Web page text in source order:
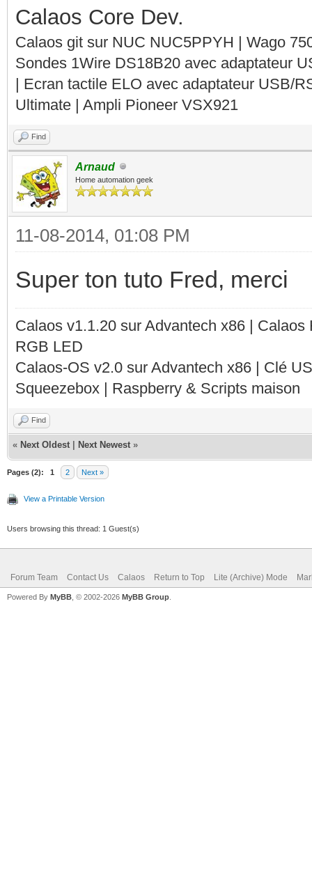
Calaos Core Dev.
Calaos git sur NUC NUC5PPYH | Wago
Sondes 1Wire DS18B20 avec adaptateur
| Ecran tactile ELO avec adaptateur USB/
Ultimate | Ampli Pioneer VSX921
Find
Arnaud
Home automation geek
11-08-2014, 01:08 PM
Super ton tuto Fred, merci
Calaos v1.1.20 sur Advantech x86 |
RGB LED
Calaos-OS v2.0 sur Advantech x86 | Clé
Squeezebox | Raspberry & Scripts maison
Find
« Next Oldest Next Newest »
Pages (2): 1 2 Next »
View a Printable Version
Users browsing this thread: 1 Guest(s)
Forum Team Contact Us Calaos Return to Top Lite (Archive) Mode
Powered By MyBB , © 2002-2026 MyBB Group